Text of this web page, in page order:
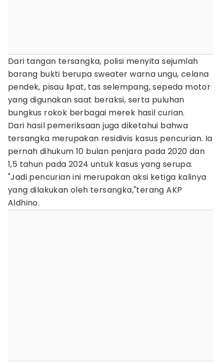
Dari tangan tersangka, polisi menyita sejumlah
barang bukti berupa sweater warna ungu, celana
pendek, pisau lipat, tas selempang, sepeda motor
yang digunakan saat beraksi, serta puluhan
bungkus rokok berbagai merek hasil curian.
Dari hasil pemeriksaan juga diketahui bahwa
tersangka merupakan residivis kasus pencurian. Ia
pernah dihukum 10 bulan penjara pada 2020 dan
1,5 tahun pada 2024 untuk kasus yang serupa.
"Jadi pencurian ini merupakan aksi ketiga kalinya
yang dilakukan oleh tersangka,"terang AKP
Aldhino.